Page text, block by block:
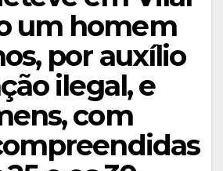
um homem
por auxílio
ilegal, e
com